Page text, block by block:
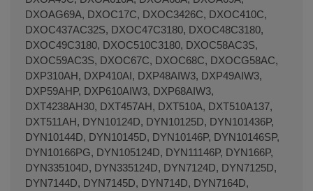
DXOAG69A, DXOC17C, DXOC3426C, DXOC410C,
DXOC437AC32S, DXOC47C3180, DXOC48C3180,
DXOC49C3180, DXOC510C3180, DXOC58AC3S,
DXOC59AC3S, DXOC67C, DXOC68C, DXOCG58AC,
DXP310AH, DXP410AI, DXP48AIW3, DXP49AIW3,
DXP59AHP, DXP610AIW3, DXP68AIW3,
DXT4238AH30, DXT457AH, DXT510A, DXT510A137,
DXT511AH, DYN10124D, DYN10125D, DYN101436P,
DYN10144D, DYN10145D, DYN10146P, DYN10146SP,
DYN10166PG, DYN105124D, DYN11146P, DYN166P,
DYN335104D, DYN335124D, DYN7124D, DYN7125D,
DYN7144D, DYN7145D, DYN714D, DYN7164D,